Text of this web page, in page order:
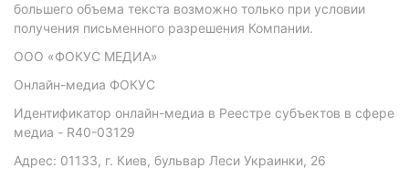
большего объема текста возможно только при условии
получения письменного разрешения Компании.
ООО «ФОКУС МЕДИА»
Онлайн-медиа ФОКУС
Идентификатор онлайн-медиа в Реестре субъектов в сфере
медиа - R40-03129
Адрес: 01133, г. Киев, бульвар Леси Украинки, 26